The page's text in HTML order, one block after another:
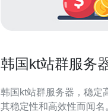
韩国kt站群服务
韩国kt站群服务器，稳定高效的选择 韩
其稳定性和高效性而闻